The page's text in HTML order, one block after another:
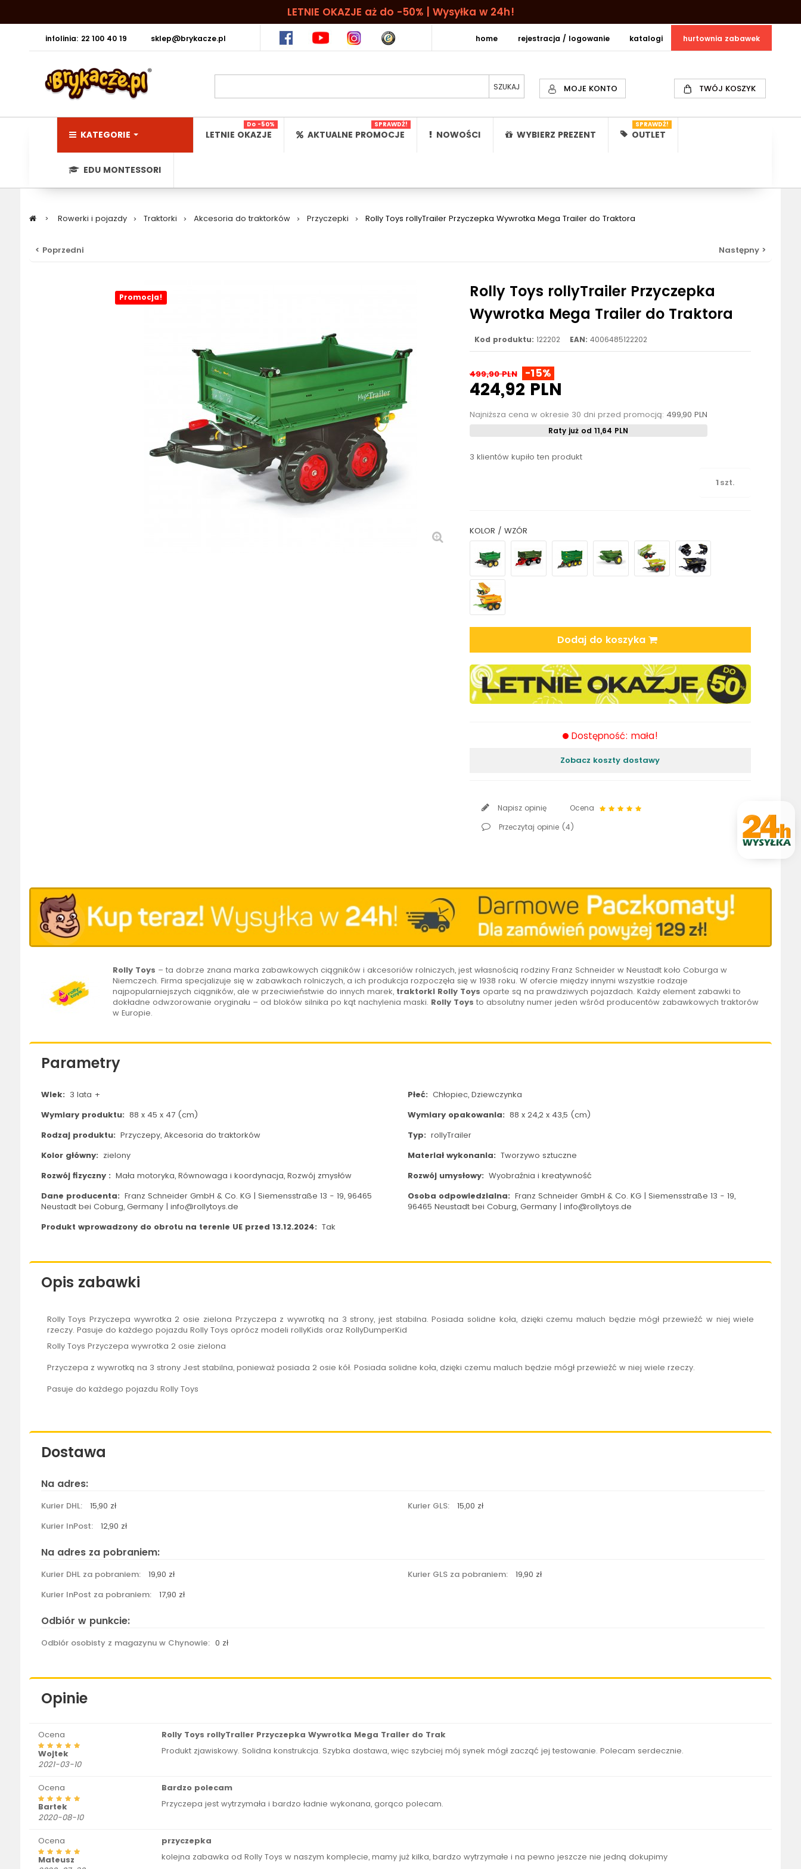
LETNIE OKAZJE aż do -50% | Wysyłka w 24h!
infolinia: 22 100 40 19 sklep@brykacze.pl hurtownia zabawek
katalogi
rejestracja / logowanie
home
MOJE KONTO TWÓJ KOSZYK
KATEGORIE LETNIE OKAZJE
Do -50%
AKTUALNE PROMOCJE
SPRAWDŹ!
NOWOŚCI WYBIERZ PREZENT OUTLET
SPRAWDŹ!
EDU MONTESSORI
> Rowerki i pojazdy > Traktorki > Akcesoria do traktorków > Przyczepki > Rolly Toys rollyTrailer Przyczepka Wywrotka Mega Trailer do Traktora
< Poprzedni Następny >
Promocja!
Rolly Toys rollyTrailer Przyczepka
Wywrotka Mega Trailer do Traktora
Kod produktu: 122202 EAN: 4006485122202
499,90 PLN -15%
424,92 PLN
Najniższa cena w okresie 30 dni przed promocją: 499,90 PLN
Raty już od 11,64 PLN
3 klientów kupiło ten produkt
szt.
KOLOR / WZÓR
Dodaj do koszyka
Dostępność: mała!
Zobacz koszty dostawy
Napisz opinię
Ocena
Przeczytaj opinie (4)
Rolly Toys – ta dobrze znana marka zabawkowych ciągników i akcesoriów rolniczych, jest własnością rodziny Franz Schneider w Neustadt koło Coburga w
Niemczech. Firma specjalizuje się w zabawkach rolniczych, a ich produkcja rozpoczęła się w 1938 roku. W ofercie między innymi wszystkie rodzaje
najpopularniejszych ciągników, ale w przeciwieństwie do innych marek, traktorki Rolly Toys oparte są na prawdziwych pojazdach. Każdy element zabawki to
dokładne odwzorowanie oryginału – od bloków silnika po kąt nachylenia maski. Rolly Toys to absolutny numer jeden wśród producentów zabawkowych traktorów
w Europie.
Parametry
Wiek: 3 lata + Płeć: Chłopiec, Dziewczynka
Wymiary produktu: 88 x 45 x 47 (cm) Wymiary opakowania: 88 x 24,2 x 43,5 (cm)
Rodzaj produktu: Przyczepy, Akcesoria do traktorków Typ: rollyTrailer
Kolor główny: zielony Materiał wykonania: Tworzywo sztuczne
Rozwój fizyczny : Mała motoryka, Równowaga i koordynacja, Rozwój zmysłów Rozwój umysłowy: Wyobraźnia i kreatywność
Dane producenta: Franz Schneider GmbH & Co. KG | Siemensstraße 13 - 19, 96465
Neustadt bei Coburg, Germany | info@rollytoys.de
Osoba odpowiedzialna: Franz Schneider GmbH & Co. KG | Siemensstraße 13 - 19,
96465 Neustadt bei Coburg, Germany | info@rollytoys.de
Produkt wprowadzony do obrotu na terenie UE przed 13.12.2024: Tak
Opis zabawki
RollyToys Przyczepa wywrotka 2 osie zielona Przyczepa z wywrotką na 3 strony, jest stabilna. Posiada solidne koła, dzięki czemu maluch będzie mógł przewieźć w niej wiele
rzeczy. Pasuje do każdego pojazdu RollyToys oprócz modeli rollyKids oraz RollyDumperKid
RollyToys Przyczepa wywrotka 2 osie zielona
Przyczepa z wywrotką na 3 strony Jest stabilna, ponieważ posiada 2 osie kół. Posiada solidne koła, dzięki czemu maluch będzie mógł przewieźć w niej wiele rzeczy.
Pasuje do każdego pojazdu RollyToys
Dostawa
Na adres:
Kurier DHL: 15,90 zł Kurier GLS:
15,00 zł
Kurier InPost:
12,90 zł
Na adres za pobraniem:
Kurier DHL za pobraniem: 19,90 zł Kurier GLS za pobraniem:
19,90 zł
Kurier InPost za pobraniem:
17,90 zł
Odbiór w punkcie:
Odbiór osobisty z magazynu w Chynowie: 0 zł
Opinie
Ocena
Wojtek
2021-03-10
Rolly Toys rollyTrailer Przyczepka Wywrotka Mega Trailer do Trak
Produkt zjawiskowy. Solidna konstrukcja. Szybka dostawa, więc szybciej mój synek mógł zacząć jej testowanie. Polecam serdecznie.
Ocena
Bartek
2020-08-10
Bardzo polecam
Przyczepa jest wytrzymała i bardzo ładnie wykonana, gorąco polecam.
Ocena
Mateusz
przyczepka
kolejna zabawka od Rolly Toys w naszym komplecie, mamy już kilka, bardzo wytrzymałe i na pewno jeszcze nie jedną dokupimy